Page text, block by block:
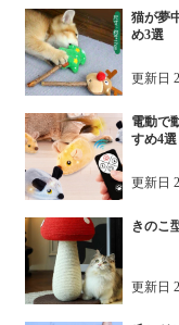
猫が夢
め3選
更新日
電動で
すめ4選
更新日
きのこ
更新日